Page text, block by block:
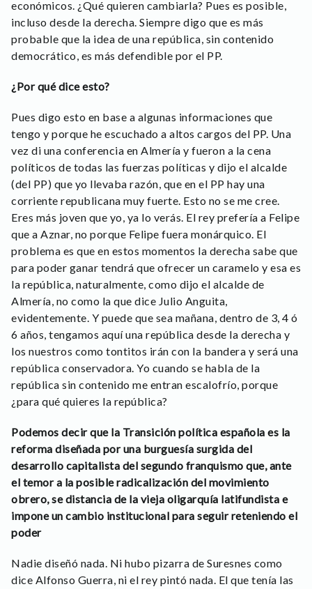
económicos. ¿Qué quieren cambiarla? Pues es posible,
incluso desde la derecha. Siempre digo que es más
probable que la idea de una república, sin contenido
democrático, es más defendible por el PP.
¿Por qué dice esto?
Pues digo esto en base a algunas informaciones que
tengo y porque he escuchado a altos cargos del PP. Una
vez di una conferencia en Almería y fueron a la cena
políticos de todas las fuerzas políticas y dijo el alcalde
(del PP) que yo llevaba razón, que en el PP hay una
corriente republicana muy fuerte. Esto no se me cree.
Eres más joven que yo, ya lo verás. El rey prefería a Felipe
que a Aznar, no porque Felipe fuera monárquico. El
problema es que en estos momentos la derecha sabe que
para poder ganar tendrá que ofrecer un caramelo y esa es
la república, naturalmente, como dijo el alcalde de
Almería, no como la que dice Julio Anguita,
evidentemente. Y puede que sea mañana, dentro de 3, 4 ó
6 años, tengamos aquí una república desde la derecha y
los nuestros como tontitos irán con la bandera y será una
república conservadora. Yo cuando se habla de la
república sin contenido me entran escalofrío, porque
¿para qué quieres la república?
Podemos decir que la Transición política española es la
reforma diseñada por una burguesía surgida del
desarrollo capitalista del segundo franquismo que, ante
el temor a la posible radicalización del movimiento
obrero, se distancia de la vieja oligarquía latifundista e
impone un cambio institucional para seguir reteniendo el
poder
Nadie diseñó nada. Ni hubo pizarra de Suresnes como
dice Alfonso Guerra, ni el rey pintó nada. El que tenía las